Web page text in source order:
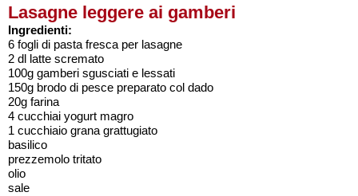
Lasagne leggere ai gamberi
Ingredienti:
6 fogli di pasta fresca per lasagne
2 dl latte scremato
100g gamberi sgusciati e lessati
150g brodo di pesce preparato col dado
20g farina
4 cucchiai yogurt magro
1 cucchiaio grana grattugiato
basilico
prezzemolo tritato
olio
sale